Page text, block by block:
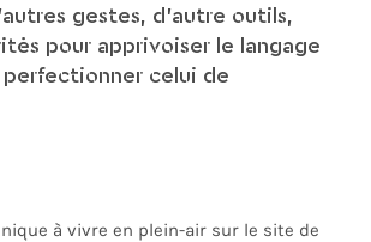
gestes, d’autre outils,
pour apprivoiser le langage
celui de
à vivre en plein-air sur le site de